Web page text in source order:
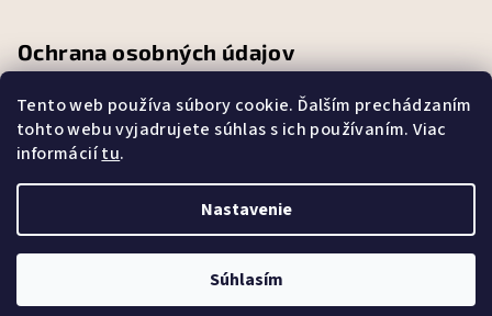
Tento web používa súbory cookie. Ďalším prechádzaním
tohto webu vyjadrujete súhlas s ich používaním. Viac
informáciítu.
Nastavenie
Súhlasím
Ochrana osobných údajov
Obchodné podmienky
Reklamačný poriadok
Vytvoril Shoptet